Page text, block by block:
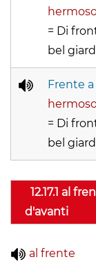
= Di
bel
Frente a
= Di
bel
12.17.1 al
d'avanti
al frente